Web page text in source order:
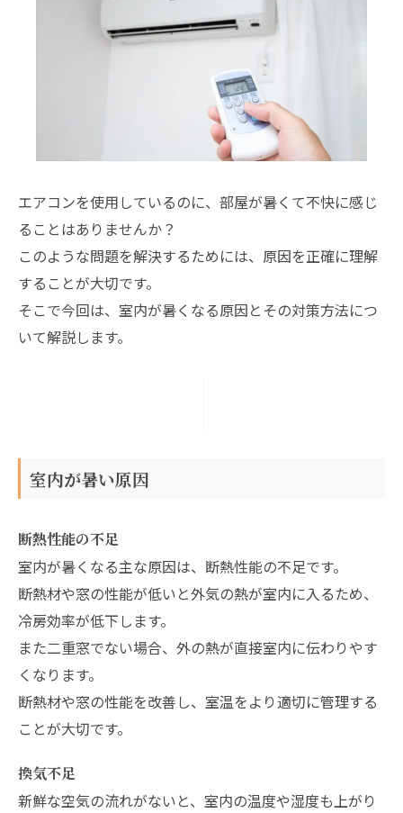
エアコンを使用しているのに、部屋が暑くて不快に感じ
ることはありませんか？
このような問題を解決するためには、原因を正確に理解
することが大切です。
そこで今回は、室内が暑くなる原因とその対策方法につ
いて解説します。
室内が暑い原因
断熱性能の不足
室内が暑くなる主な原因は、断熱性能の不足です。
断熱材や窓の性能が低いと外気の熱が室内に入るため、
冷房効率が低下します。
また二重窓でない場合、外の熱が直接室内に伝わりやす
くなります。
断熱材や窓の性能を改善し、室温をより適切に管理する
ことが大切です。
換気不足
新鮮な空気の流れがないと、室内の温度や湿度も上がり